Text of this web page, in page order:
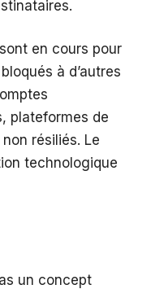
en cours pour
à d’autres
plateformes de
résiliés. Le
technologique
un concept